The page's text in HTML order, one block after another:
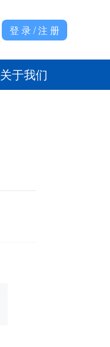
登 录 / 注 册
关于我们